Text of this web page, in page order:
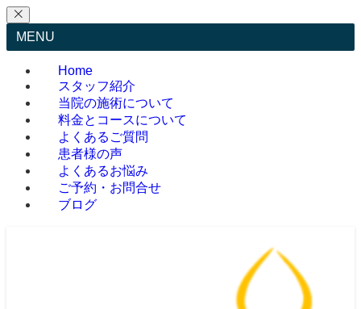
MENU
Home
スタッフ紹介
当院の施術について
料金とコースについて
よくあるご質問
患者様の声
よくあるお悩み
ご予約・お問合せ
ブログ